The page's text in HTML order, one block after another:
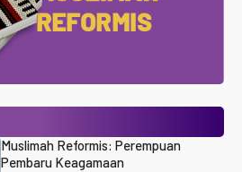
Muslimah Reformis: Perempuan
Pembaru Keagamaan